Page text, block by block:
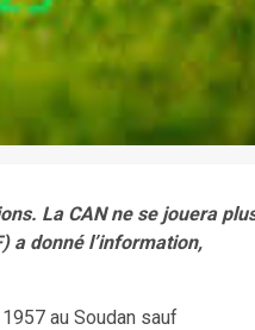
La CAN ne se jouera
a donné l’information,
au Soudan sauf